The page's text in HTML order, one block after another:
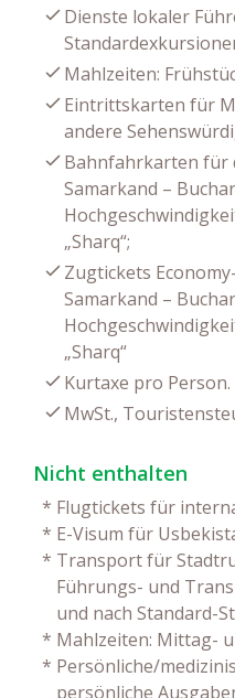
Dienste lokaler
Mahlzeiten:
Eintrittskarten für
andere
Bahnfahrkarten für
Samarkand –
„Sharq“;
Zugtickets
Samarkand –
„Sharq“
Kurtaxe pro Person.
MwSt.,
Nicht enthalten
* Flugtickets für
* E-Visum für
* Transport für
Führungs- und
und nach Standard-
* Mahlzeiten: Mittag-
* Persönliche/
persönliche